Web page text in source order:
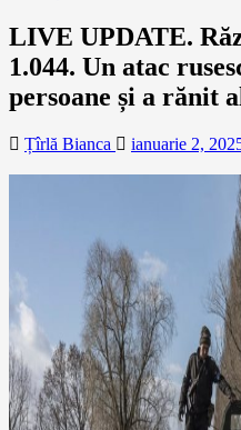
LIVE UPDATE.
1.044. Un atac
persoane și a rănit
Țîrlă Bianca ianuarie 2,